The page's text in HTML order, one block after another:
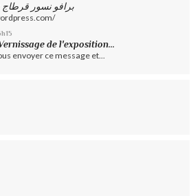
برافو نسور قرطاج
de l'exposition...
envoyer ce message et...